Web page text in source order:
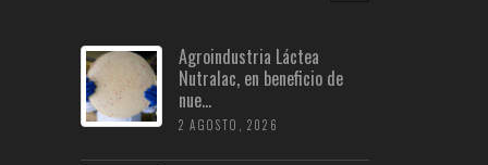
Agroindustria Láctea
Nutralac, en beneficio de
nue...
2 AGOSTO, 2026